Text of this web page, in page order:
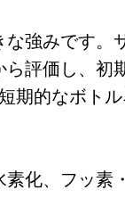
な強みです。
評価し、初
期的なボト
化、フッ素